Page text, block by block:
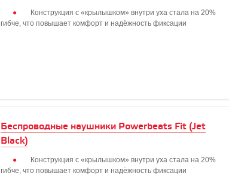
Конструкция с «крылышком» внутри уха стала на 20%
гибче, что повышает комфорт и надёжность фиксации
Беспроводные наушники Powerbeats Fit (Jet
Black)
Конструкция с «крылышком» внутри уха стала на 20%
гибче, что повышает комфорт и надёжность фиксации